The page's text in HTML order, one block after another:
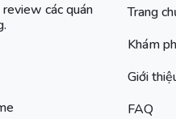
các quán
Trang
Khám
Giới
FAQ